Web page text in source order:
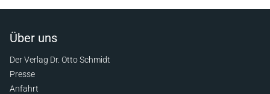
Über uns
Der Verlag Dr. Otto Schmidt
Presse
Anfahrt